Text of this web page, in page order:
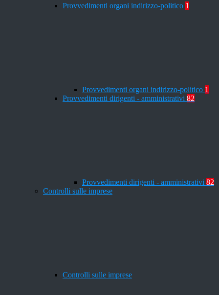
Provvedimenti organi indirizzo-politico 1
Provvedimenti organi indirizzo-politico 1
Provvedimenti dirigenti - amministrativi 82
Provvedimenti dirigenti - amministrativi 82
Controlli sulle imprese
Controlli sulle imprese